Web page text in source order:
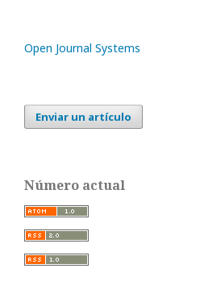
Open Journal Systems
Enviar un artículo
Número actual